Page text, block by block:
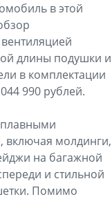
в этой
длины подушки и
в комплектации
990 рублей.
включая молдинги,
на багажной
и стильной
Помимо